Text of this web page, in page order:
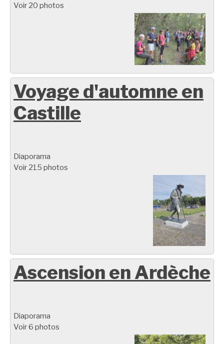
Voir 20 photos
Voyage d'automne en
Castille
Diaporama
Voir 215 photos
Ascension en Ardèche
Diaporama
Voir 6 photos